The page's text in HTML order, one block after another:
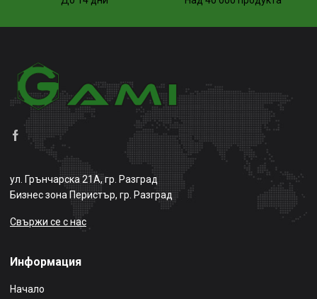
ул. Грънчарска 21А, гр. Разград
Бизнес зона Перистър, гр. Разград
Свържи се с нас
Информация
Начало